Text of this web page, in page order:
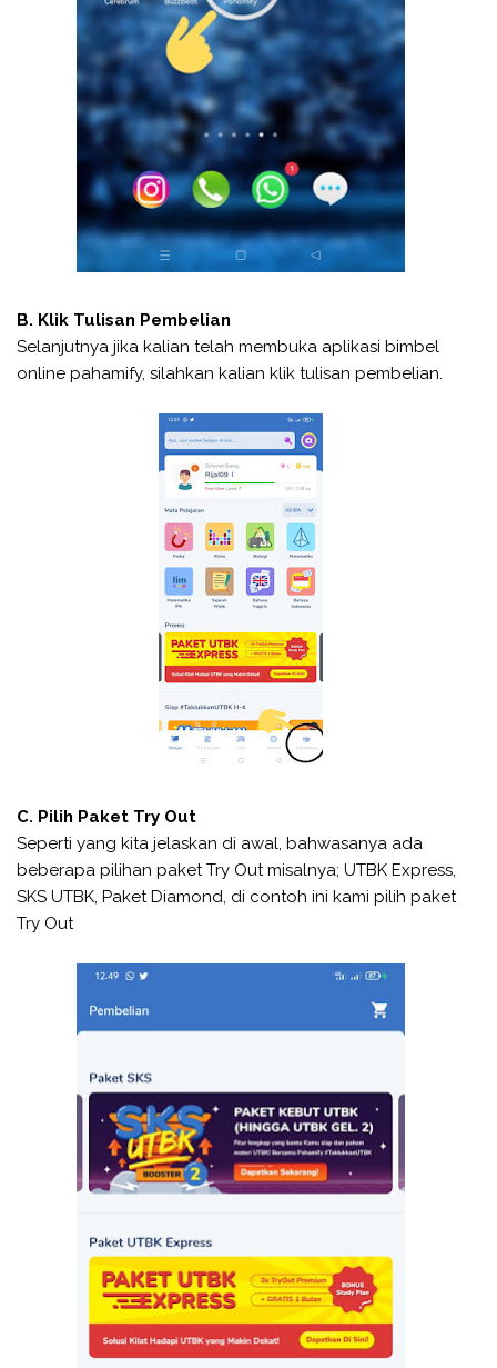
B. Klik Tulisan Pembelian
Selanjutnya jika kalian telah membuka aplikasi bimbel
online pahamify, silahkan kalian klik tulisan pembelian.
C. Pilih Paket Try Out
Seperti yang kita jelaskan di awal, bahwasanya ada
beberapa pilihan paket Try Out misalnya; UTBK Express,
SKS UTBK, Paket Diamond, di contoh ini kami pilih paket
Try Out